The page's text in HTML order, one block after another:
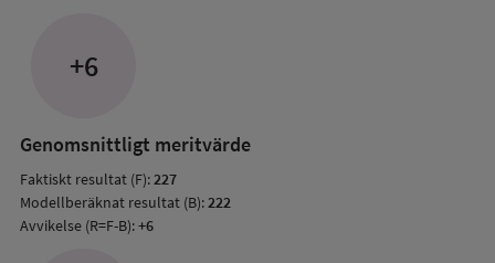
+6
Genomsnittligt meritvärde
Faktiskt resultat (F):227
Modellberäknat resultat (B):222
Avvikelse (R=F-B):+6